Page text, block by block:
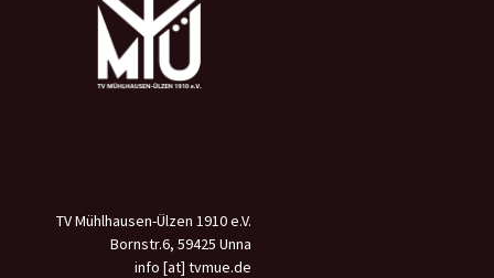
TV Mühlhausen-Ülzen 1910 e.V.
Bornstr.6, 59425 Unna
info [at] tvmue.de